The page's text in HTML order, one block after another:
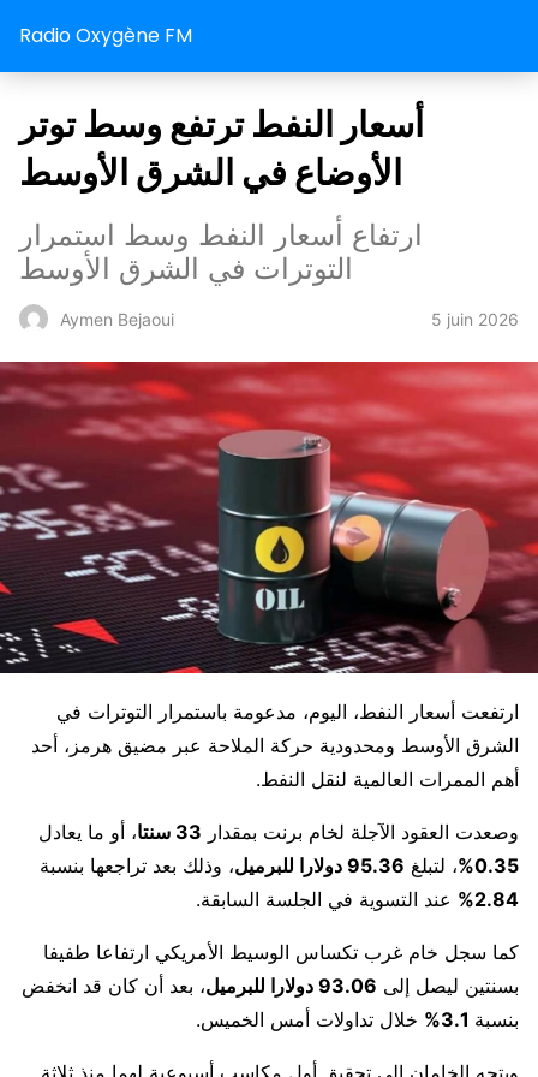
Radio Oxygène FM
أسعار النفط ترتفع وسط توتر
الأوضاع في الشرق الأوسط
ارتفاع أسعار النفط وسط استمرار
التوترات في الشرق الأوسط
Aymen Bejaoui 5 juin 2026
ارتفعت أسعار النفط، اليوم، مدعومة باستمرار التوترات في
الشرق الأوسط ومحدودية حركة الملاحة عبر مضيق هرمز، أحد
أهم الممرات العالمية لنقل النفط.
وصعدت العقود الآجلة لخام برنت بمقدار 33 سنتا
، أو ما يعادل
0.35%
، لتبلغ 95.36 دولارا للبرميل
، وذلك بعد تراجعها بنسبة
2.84%
عند التسوية في الجلسة السابقة.
كما سجل خام غرب تكساس الوسيط الأمريكي ارتفاعا طفيفا
بسنتين ليصل إلى 93.06 دولارا للبرميل
، بعد أن كان قد انخفض
بنسبة 3.1% خلال تداولات أمس الخميس.
ويتجه الخامان إلى تحقيق أول مكاسب أسبوعية لهما منذ ثلاثة